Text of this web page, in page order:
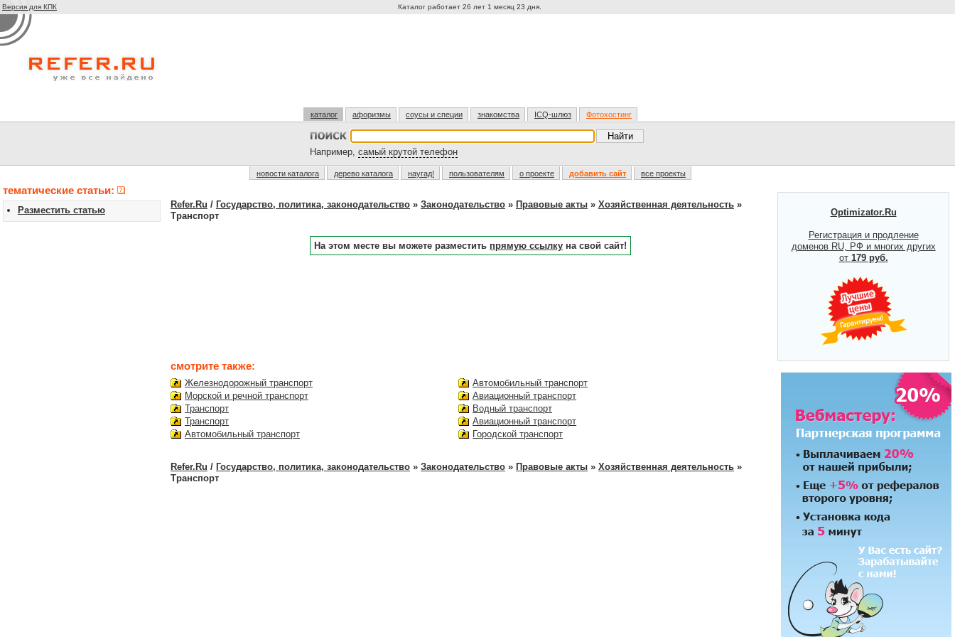
Версия для КПК Каталог работает 26 лет 1 месяц 23 дня.
каталог афоризмы соусы и специи знакомства ICQ-шлюз Фотохостинг
Например, самый крутой телефон
новости каталога дерево каталога наугад! пользователям о проекте добавить сайт все проекты
тематические статьи:
Разместить статью
Refer.Ru / Государство, политика, законодательство » Законодательство » Правовые акты » Хозяйственная деятельность »
Транспорт
На этом месте вы можете разместить прямую ссылку на свой сайт!
смотрите также:
Железнодорожный транспорт
Морской и речной транспорт
Транспорт
Транспорт
Автомобильный транспорт
Автомобильный транспорт
Авиационный транспорт
Водный транспорт
Авиационный транспорт
Городской транспорт
Refer.Ru / Государство, политика, законодательство » Законодательство » Правовые акты » Хозяйственная деятельность »
Транспорт
Optimizator.Ru
Регистрация и продление
доменов RU, РФ и многих других
от 179 руб.